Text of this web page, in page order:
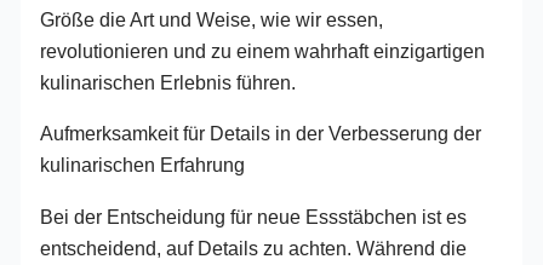
Größe die Art und Weise, wie wir essen,
revolutionieren und zu einem wahrhaft einzigartigen
kulinarischen Erlebnis führen.
Aufmerksamkeit für Details in der Verbesserung der
kulinarischen Erfahrung
Bei der Entscheidung für neue Essstäbchen ist es
entscheidend, auf Details zu achten. Während die